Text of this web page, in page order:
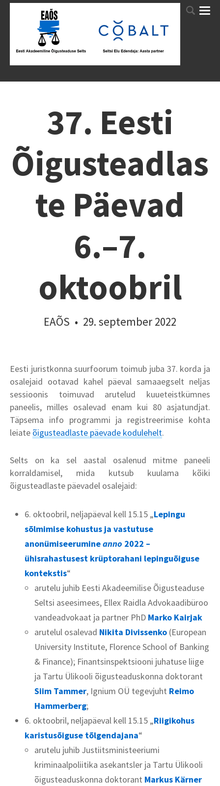
37. Eesti
Õigusteadlas
te Päevad
6.–7.
oktoobril
EAÕS • 29. september 2022
Eesti juristkonna suurfoorum toimub juba 37. korda ja
osalejaid ootavad kahel päeval samaaegselt neljas
sessioonis toimuvad arutelud kuueteistkümnes
paneelis, milles osalevad enam kui 80 asjatundjat.
Täpsema info programmi ja registreerimise kohta
leiate õigusteadlaste päevade kodulehelt.
Selts on ka sel aastal osalenud mitme paneeli
korraldamisel, mida kutsub kuulama kõiki
õigusteadlaste päevadel osalejaid:
6. oktoobril, neljapäeval kell 15.15 „Lepingu
sõlmimise kohustus ja vastutuse
anonümiseerumineanno 2022 –
ühisrahastusest krüptorahani lepinguõiguse
kontekstis“
arutelu juhib Eesti Akadeemilise Õigusteaduse
Seltsi aseesimees, Ellex Raidla Advokaadibüroo
vandeadvokaat ja partner PhD Marko Kairjak
arutelul osalevad Nikita Divissenko (European
University Institute, Florence School of Banking
& Finance); Finantsinspektsiooni juhatuse liige
ja Tartu Ülikooli õigusteaduskonna doktorant
Siim Tammer, Ignium OÜ tegevjuht Reimo
Hammerberg;
6. oktoobril, neljapäeval kell 15.15 „Riigikohus
karistusõiguse tõlgendajana“
arutelu juhib Justiitsministeeriumi
kriminaalpoliitika asekantsler ja Tartu Ülikooli
õigusteaduskonna doktorant Markus Kärner